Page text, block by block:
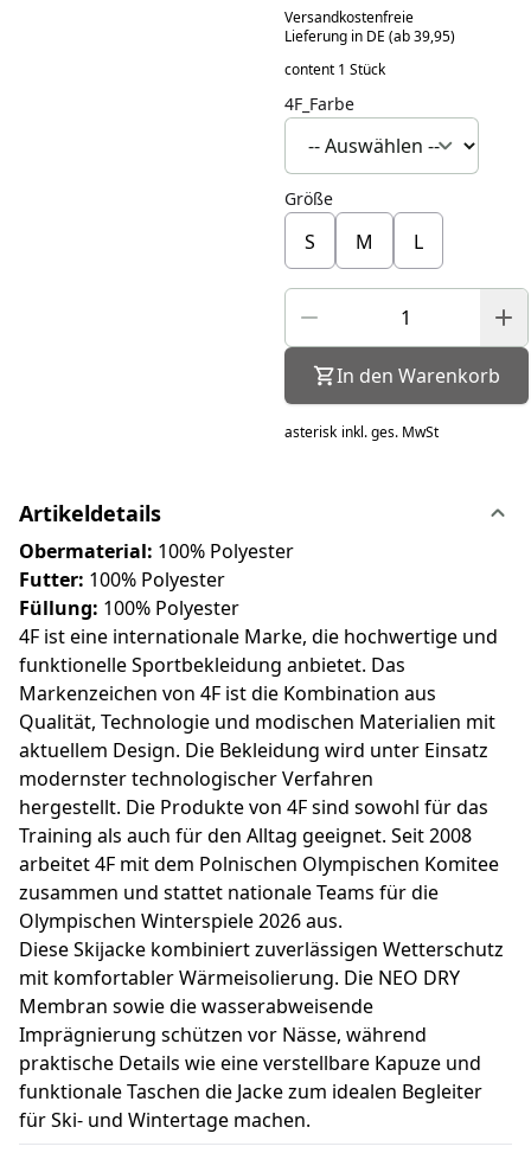
Versandkostenfreie
Lieferung in DE (ab 39,95)
content 1 Stück
4F_Farbe
Größe
S M L
In den Warenkorb
asterisk inkl. ges. MwSt
Artikeldetails
Obermaterial: 100% Polyester
Futter: 100% Polyester
Füllung: 100% Polyester
4F ist eine internationale Marke, die hochwertige und
funktionelle Sportbekleidung anbietet. Das
Markenzeichen von 4F ist die Kombination aus
Qualität, Technologie und modischen Materialien mit
aktuellem Design. Die Bekleidung wird unter Einsatz
modernster technologischer Verfahren
hergestellt. Die Produkte von 4F sind sowohl für das
Training als auch für den Alltag geeignet. Seit 2008
arbeitet 4F mit dem Polnischen Olympischen Komitee
zusammen und stattet nationale Teams für die
Olympischen Winterspiele 2026 aus.
Diese Skijacke kombiniert zuverlässigen Wetterschutz
mit komfortabler Wärmeisolierung. Die NEO DRY
Membran sowie die wasserabweisende
Imprägnierung schützen vor Nässe, während
praktische Details wie eine verstellbare Kapuze und
funktionale Taschen die Jacke zum idealen Begleiter
für Ski- und Wintertage machen.